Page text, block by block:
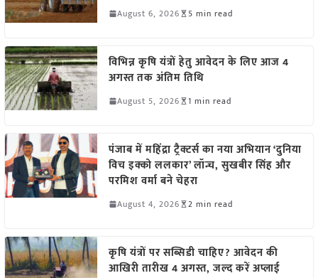
August 6, 2026 5 min read
विभिन्न कृषि यंत्रों हेतु आवेदन के लिए आज 4
अगस्त तक अंतिम तिथि
August 5, 2026 1 min read
पंजाब में महिंद्रा ट्रैक्टर्स का नया अभियान ‘दुनिया
विच इक्को ललकार’ लॉन्च, सुखबीर सिंह और
परमिश वर्मा बने चेहरा
August 4, 2026 2 min read
कृषि यंत्रों पर सब्सिडी चाहिए? आवेदन की
आखिरी तारीख 4 अगस्त, जल्द करें अप्लाई